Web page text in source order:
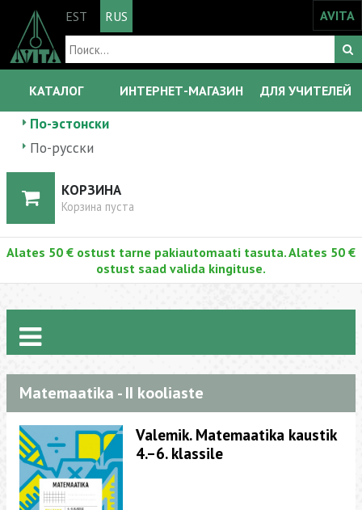
EST RUS AVITA
КАТАЛОГ ИНТЕРНЕТ-МАГАЗИН ДЛЯ УЧИТЕЛЕЙ
По-эстонски
По-русски
КОРЗИНА
Корзина пуста
Alates 50 € ostust tarne pakiautomaati tasuta. Alates 50 €
ostust saad valida kingituse.
Matemaatika - II kooliaste
Valemik. Matemaatika kaustik
4.–6. klassile